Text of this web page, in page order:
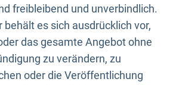
freibleibend und unverbindlich.
behält es sich ausdrücklich vor,
das gesamte Angebot ohne
zu verändern, zu
oder die Veröffentlichung